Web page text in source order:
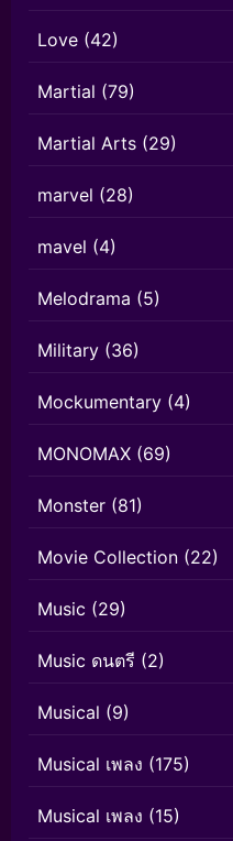
Love (42)
Martial (79)
Martial Arts (29)
marvel (28)
mavel (4)
Melodrama (5)
Military (36)
Mockumentary (4)
MONOMAX (69)
Monster (81)
Movie Collection (22)
Music (29)
Music ดนตรี (2)
Musical (9)
Musical เพลง (175)
Musical เพลง (15)